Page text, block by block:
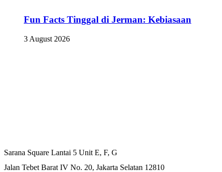
Fun Facts Tinggal di Jerman: Kebiasaan
3 August 2026
Sarana Square Lantai 5 Unit E, F, G
Jalan Tebet Barat IV No. 20, Jakarta Selatan 12810